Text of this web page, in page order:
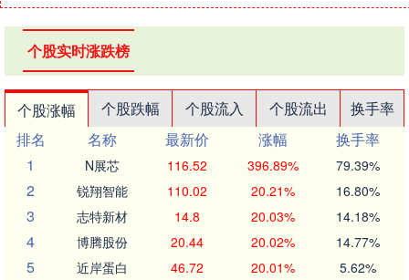
个股实时涨跌榜
个股涨幅 个股跌幅 个股流入 个股流出
换手率
排名
名称 最新价 涨幅
换手率
1
N展芯 116.52 396.89% 79.39%
2 锐翔智能 110.02 20.21% 16.80%
3 志特新材 14.8 20.03% 14.18%
4 博腾股份 20.44 20.02% 14.77%
5 近岸蛋白 46.72 20.01% 5.62%